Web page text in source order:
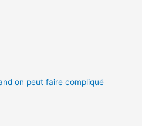
on peut faire compliqué